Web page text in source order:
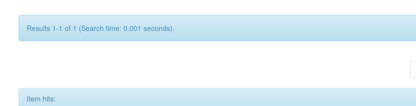
Results 1-1 of 1 (Search time: 0.001 seconds).
Item hits: